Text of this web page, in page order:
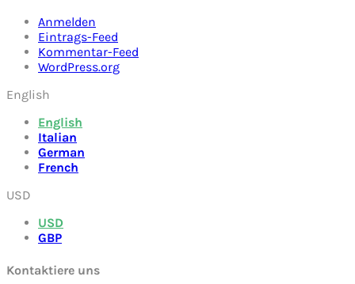
Anmelden
Eintrags-Feed
Kommentar-Feed
WordPress.org
English
English
Italian
German
French
USD
USD
GBP
Kontaktiere uns